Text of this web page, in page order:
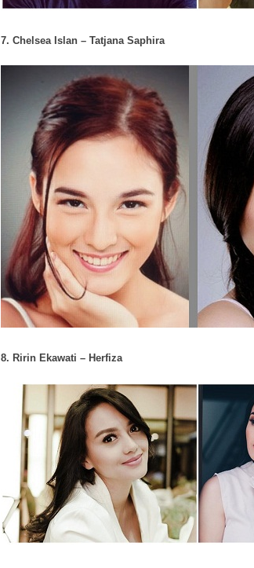
7. Chelsea Islan – Tatjana Saphira
8. Ririn Ekawati – Herfiza